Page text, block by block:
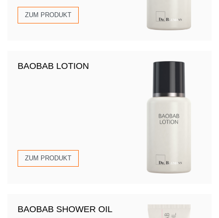
ZUM PRODUKT
BAOBAB LOTION
ZUM PRODUKT
BAOBAB SHOWER OIL